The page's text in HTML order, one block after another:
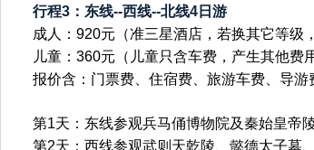
行程3：东线--西线--北线4日游
成人：920元（准三星酒店，若换其它等级
儿童：360元（儿童只含车费，产生其他费
报价含：门票费、住宿费、旅游车费、导游
第1天：东线参观兵马俑博物院及秦始皇帝
第2天：西线参观武则天乾陵、懿德太子墓